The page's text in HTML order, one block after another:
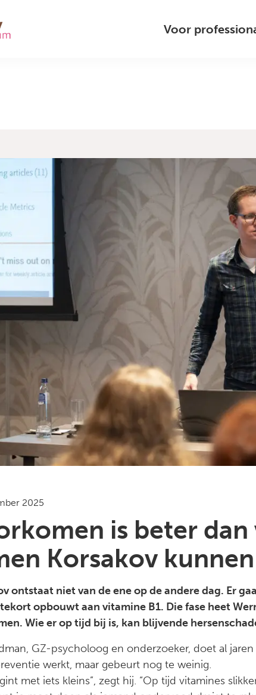
Voor
2025
is beter
Korsakov
ontstaat niet van de ene op de andere dag. Er
opbouwt aan vitamine B1. Die fase heet
Wie er op tijd bij is, kan blijvende
GZ-psycholoog en onderzoeker, doet al
werkt, maar gebeurt nog te weinig.
met iets kleins”, zegt hij. “Op tijd vitamines